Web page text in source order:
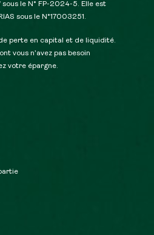
le N° FP-2024-5. Elle est
sous le N°17003251.
perte en capital et de liquidité.
vous n’avez pas besoin
votre épargne.